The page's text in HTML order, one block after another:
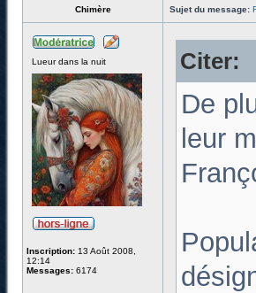
Chimère Sujet du message:
Lueur dans la nuit
Inscription: 13 Août 2008,
12:14
Messages: 6174
Citer:
De
leur